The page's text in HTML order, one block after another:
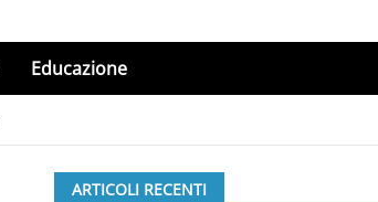
Educazione
ARTICOLI RECENTI